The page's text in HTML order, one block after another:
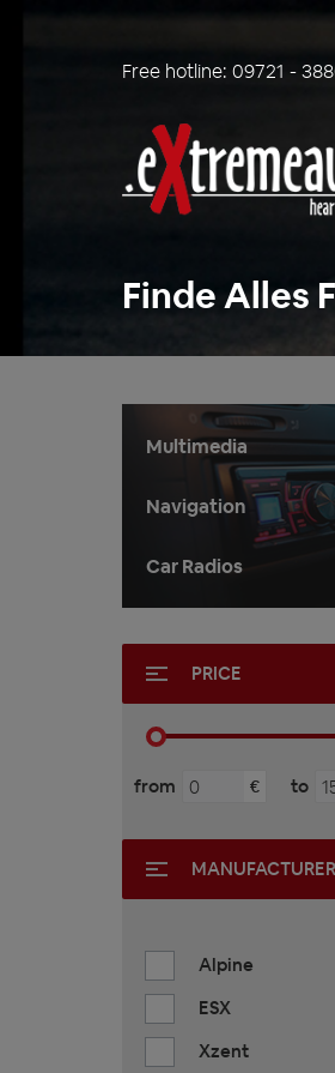
Free hotline: 09721 -
Finde Alles
Multimedia
Navigation
Car Radios
PRICE
from € to
MANUFACTURER
Alpine
ESX
Xzent